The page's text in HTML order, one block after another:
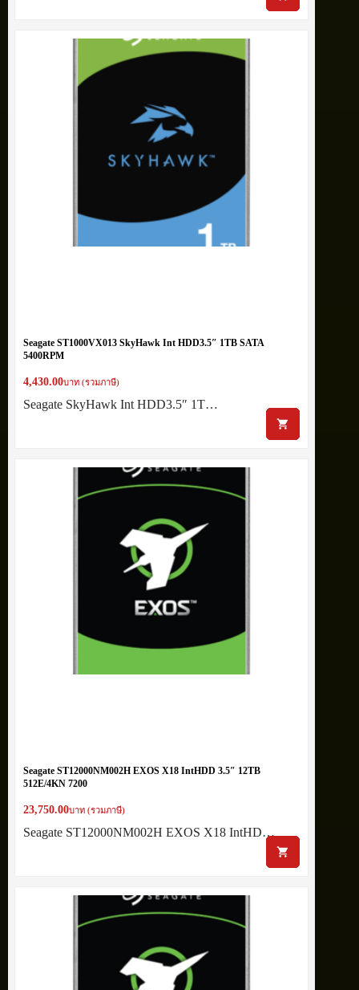
Seagate ST1000VX013 SkyHawk Int HDD3.5″ 1TB SATA
5400RPM
4,430.00บาท (รวมภาษี)
Seagate SkyHawk Int HDD3.5″ 1T…
Seagate ST12000NM002H EXOS X18 IntHDD 3.5″ 12TB
512E/4KN 7200
23,750.00บาท (รวมภาษี)
Seagate ST12000NM002H EXOS X18 IntHD…